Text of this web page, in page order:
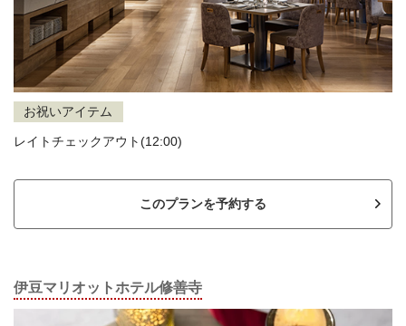
お祝いアイテム
レイトチェックアウト(12:00)
このプランを予約する
伊豆マリオットホテル修善寺